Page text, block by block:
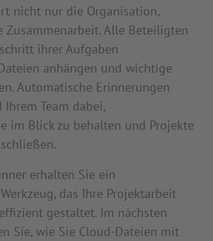
nicht nur die Organisation,
Zusammenarbeit. Alle Beteiligten
ihrer Aufgaben
anhängen und wichtige
Automatische Erinnerungen
Team dabei,
im Blick zu behalten und Projekte
erhalten Sie ein
das Ihre Projektarbeit
gestaltet. Im nächsten
Sie, wie Sie Cloud-Dateien mit